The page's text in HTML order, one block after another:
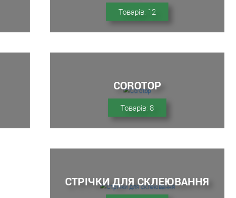
Товарів: 12
COROTOP
Товарів: 8
СТРІЧКИ ДЛЯ СКЛЕЮВАННЯ